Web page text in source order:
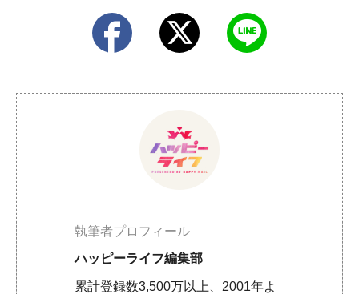
執筆者プロフィール
ハッピーライフ編集部
累計登録数3,500万以上、2001年よ